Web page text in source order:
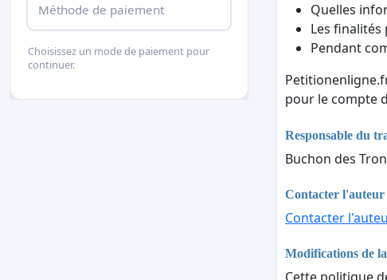
Quelles
Les
Pendant
pour le compte
Responsable du
Buchon des
Contacter l'auteur
Contacter
Modifications de
Méthode de paiement
Choisissez un mode de paiement pour
continuer.